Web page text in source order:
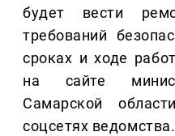
будет вести
требований
сроках и ходе
на сайте
Самарской
соцсетях ведомства.